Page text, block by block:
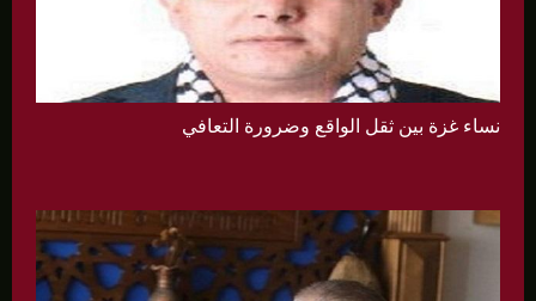
نساء غزة بين ثقل الواقع وضرورة التعافي